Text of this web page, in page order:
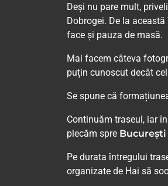
Deși nu pare mult,
Dobrogei. De la
face și pauza de masă.
Mai facem câteva
puțin cunoscut decât
Se spune că
Continuăm traseul, iar
plecăm spre București
Pe durata întregului
organizate de Hai să